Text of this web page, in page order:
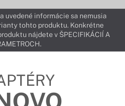
uvedené informácie sa nemusia
tohto produktu. Konkrétne
nájdete v ŠPECIFIKÁCIÍ A